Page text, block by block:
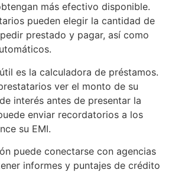
más efectivo disponible.
pueden elegir la cantidad de
prestado y pagar, así como
es la calculadora de préstamos.
ver el monto de su
interés antes de presentar la
enviar recordatorios a los
su EMI.
puede conectarse con agencias
informes y puntajes de crédito